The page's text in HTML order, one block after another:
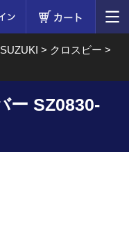
SUZUKI > クロスビー >
ー SZ0830-